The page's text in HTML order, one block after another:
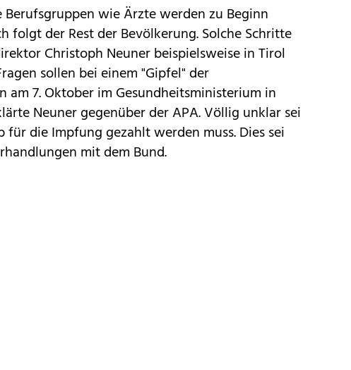
wie Ärzte werden zu Beginn
folgt der Rest der Bevölkerung. Solche Schritte
Christoph Neuner beispielsweise in Tirol
sollen bei einem "Gipfel" der
am 7. Oktober im Gesundheitsministerium in
Neuner gegenüber der APA. Völlig unklar sei
die Impfung gezahlt werden muss. Dies sei
mit dem Bund.